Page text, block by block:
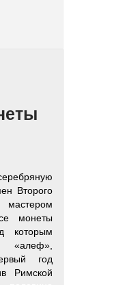
Второго
монеты
которым
«алеф»,
год
Римской